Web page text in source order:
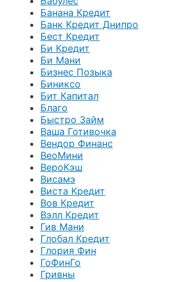
Банана Кредит
Банк Кредит Днипро
Бест Кредит
Би Кредит
Би Мани
Бизнес Позыка
Биниксо
Бит Капитал
Благо
Быстро Займ
Ваша Готивочка
Вендор Финанс
ВеоМини
ВероКэш
Висамэ
Виста Кредит
Вов Кредит
Вэлл Кредит
Гив Мани
Глобал Кредит
Глория Фин
ГоФинГо
Гривны